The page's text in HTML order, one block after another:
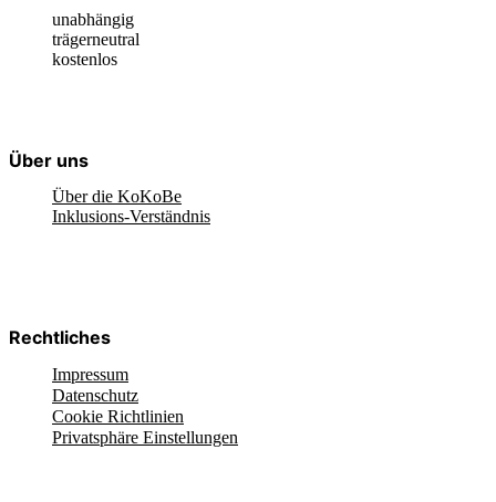
unabhängig
trägerneutral
kostenlos
Über uns
Über die KoKoBe
Inklusions-Verständnis
Rechtliches
Impressum
Datenschutz
Cookie Richtlinien
Privatsphäre Einstellungen